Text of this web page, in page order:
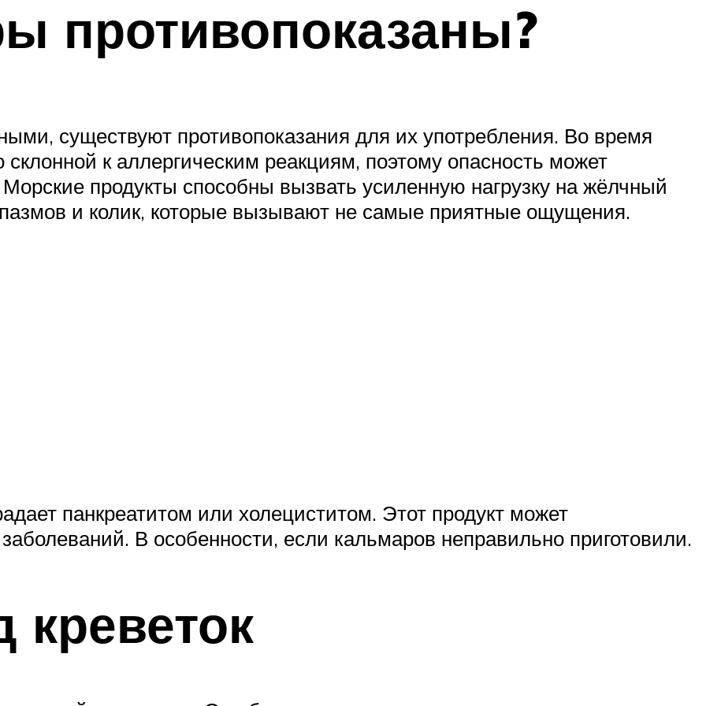
противопоказаны?
существуют противопоказания для их употребления. Во время
к аллергическим реакциям, поэтому опасность может
продукты способны вызвать усиленную нагрузку на жёлчный
и колик, которые вызывают не самые приятные ощущения.
панкреатитом или холециститом. Этот продукт может
В особенности, если кальмаров неправильно приготовили.
креветок